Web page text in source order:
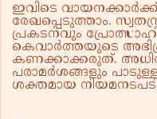
ഇവിടെ
രേഖപ്പെടുത്താം.
പ്രകടനവും
കെവാർത്തയുടെ
കണക്കാക്കരുത്.
പരാമർശങ്ങളും
ശക്തമായ നിയമനടപടി